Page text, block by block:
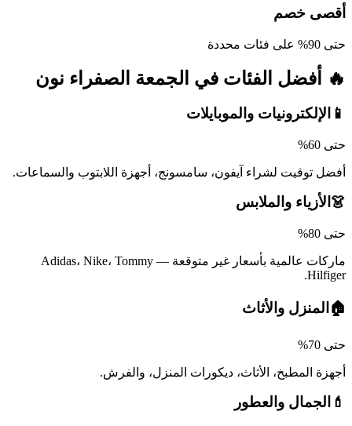
أقصى خصم
حتى 90% على فئات محددة
🔥 أفضل الفئات في الجمعة الصفراء نون
📱 الإلكترونيات والموبايلات
حتى 60%
أفضل توقيت لشراء آيفون، سامسونج، أجهزة اللابتوب والسماعات.
👗 الأزياء والملابس
حتى 80%
ماركات عالمية بأسعار غير متوقعة — Adidas، Nike، Tommy
Hilfiger.
🏠 المنزل والأثاث
حتى 70%
أجهزة المطبخ، الأثاث، ديكورات المنزل، والفرش.
💄 الجمال والعطور